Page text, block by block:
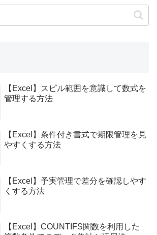
【Excel】スピル範囲を意識して数式を
管理する方法
【Excel】条件付き書式で期限管理を見
やすくする方法
【Excel】予実管理で差分を確認しやす
くする方法
【Excel】COUNTIFS関数を利用した